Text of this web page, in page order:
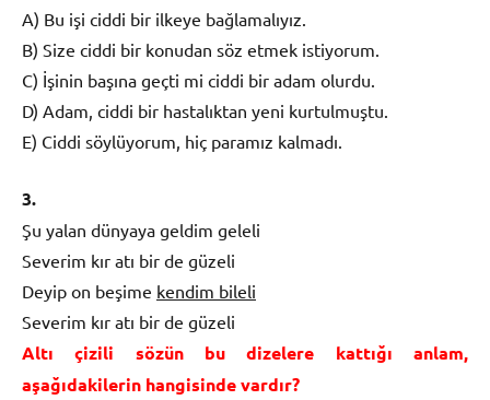
A) Bu işi ciddi bir ilkeye bağlamalıyız.
B) Size ciddi bir konudan söz etmek istiyorum.
C) İşinin başına geçti mi ciddi bir adam olurdu.
D) Adam, ciddi bir hastalıktan yeni kurtulmuştu.
E) Ciddi söylüyorum, hiç paramız kalmadı.
3.
Şu yalan dünyaya geldim geleli
Severim kır atı bir de güzeli
Deyip on beşime kendim bileli
Severim kır atı bir de güzeli
Altı çizili sözün bu dizelere kattığı anlam,
aşağıdakilerin hangisinde vardır?